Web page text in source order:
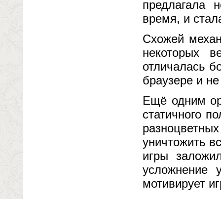
предлагала
время, и
Схожей
некоторых
отличалась
браузере и
Ещё одним
статичного
уничтожить
игры
усложнение
мотивирует